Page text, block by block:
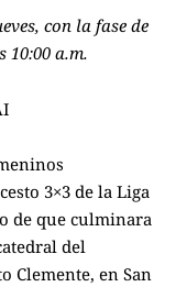
con la fase de
10:00 a.m.
3×3 de la Liga
de que culminara
del
Clemente, en San